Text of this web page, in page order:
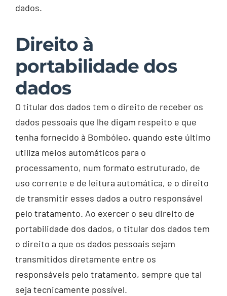
dados.
Direito à
portabilidade dos
dados
O titular dos dados tem o direito de receber os
dados pessoais que lhe digam respeito e que
tenha fornecido à Bombóleo, quando este último
utiliza meios automáticos para o
processamento, num formato estruturado, de
uso corrente e de leitura automática, e o direito
de transmitir esses dados a outro responsável
pelo tratamento. Ao exercer o seu direito de
portabilidade dos dados, o titular dos dados tem
o direito a que os dados pessoais sejam
transmitidos diretamente entre os
responsáveis pelo tratamento, sempre que tal
seja tecnicamente possível.